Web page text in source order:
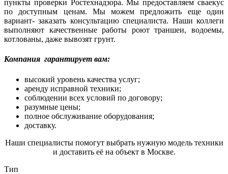
пункты проверки Ростехнадзора. Мы предоставляем сваекус
по доступным ценам. Мы можем предложить еще один
вариант- заказать консультацию специалиста. Наши коллеги
выполняют качественные работы роют траншеи, водоемы,
котлованы, даже вывозят грунт.
Компания гарантирует вам:
высокий уровень качества услуг;
аренду исправной техники;
соблюдении всех условий по договору;
разумные цены;
полное обслуживание оборудования;
доставку.
Наши специалисты помогут выбрать нужную модель техники
и доставить её на объект в Москве.
Тип